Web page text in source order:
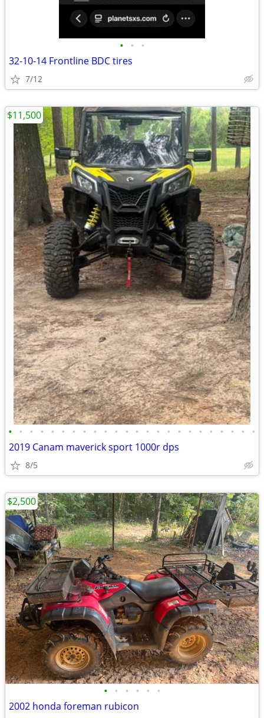
• • •
32-10-14 Frontline BDC tires
7/12
• • • • • • • • • • • • • • • • • • • • • • • •
2019 Canam maverick sport 1000r dps
8/5
$11,500
• • • • • •
2002 honda foreman rubicon
$2,500